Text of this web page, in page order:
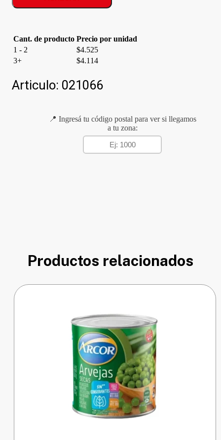
Cant. de producto Precio por unidad
1 - 2
$4.525
3+
$4.114
Articulo: 021066
📍 Ingresá tu código postal para ver si llegamos
a tu zona:
Productos relacionados